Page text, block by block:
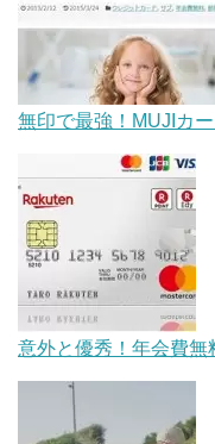
無印で最強！MUJIカ
意外と優秀！年会費無